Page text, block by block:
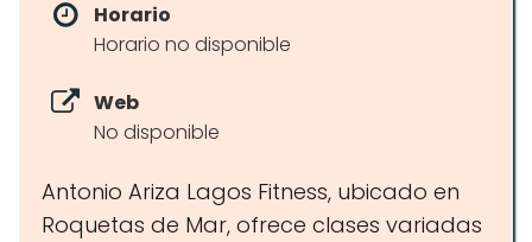
Horario
Horario no disponible
Web
No disponible
Antonio Ariza Lagos Fitness, ubicado en
Roquetas de Mar, ofrece clases variadas